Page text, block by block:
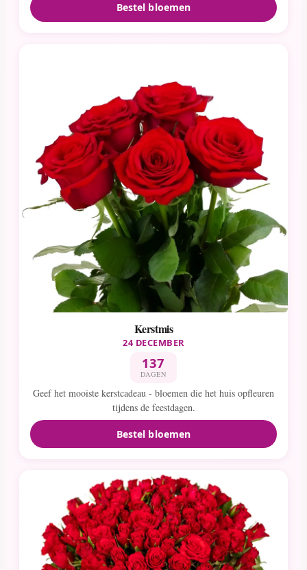
Bestel bloemen
Kerstmis
24 DECEMBER
137
DAGEN
Geef het mooiste kerstcadeau - bloemen die het huis opfleuren
tijdens de feestdagen.
Bestel bloemen